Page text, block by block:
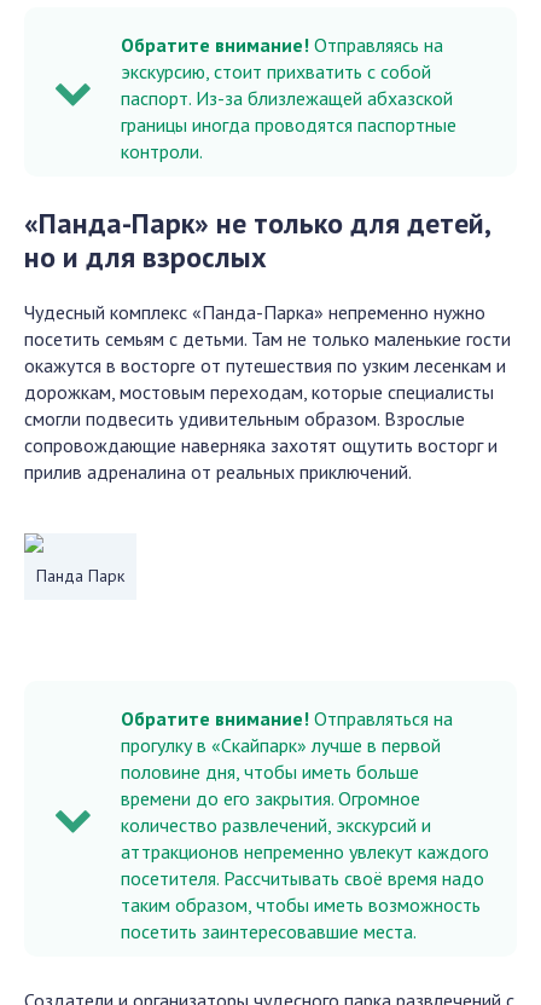
Обратите внимание! Отправляясь на
экскурсию, стоит прихватить с собой
паспорт. Из-за близлежащей абхазской
границы иногда проводятся паспортные
контроли.
«Панда-Парк» не только для детей,
но и для взрослых
Чудесный комплекс «Панда-Парка» непременно нужно
посетить семьям с детьми. Там не только маленькие гости
окажутся в восторге от путешествия по узким лесенкам и
дорожкам, мостовым переходам, которые специалисты
смогли подвесить удивительным образом. Взрослые
сопровождающие наверняка захотят ощутить восторг и
прилив адреналина от реальных приключений.
Панда Парк
Обратите внимание! Отправляться на
прогулку в «Скайпарк» лучше в первой
половине дня, чтобы иметь больше
времени до его закрытия. Огромное
количество развлечений, экскурсий и
аттракционов непременно увлекут каждого
посетителя. Рассчитывать своё время надо
таким образом, чтобы иметь возможность
посетить заинтересовавшие места.
Создатели и организаторы чудесного парка развлечений с